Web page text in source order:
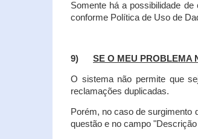
Somente há a possibilidade
conforme Política de Uso de
9) SE O MEU PROBLEMA
O sistema não permite que
reclamações duplicadas.
Porém, no caso de surgimento
questão e no campo